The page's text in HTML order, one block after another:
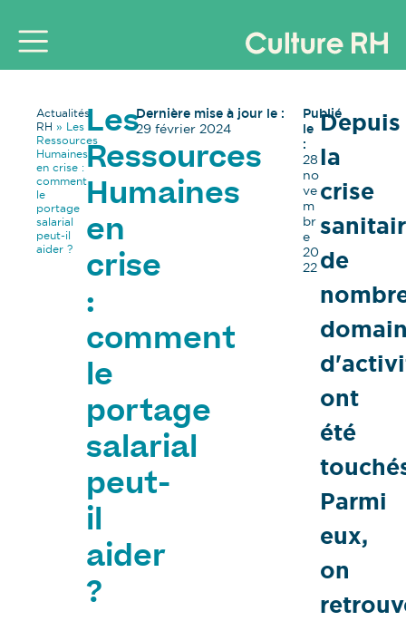
Actualités
RH » Les
Ressources
Humaines
en crise :
comment
le
portage
salarial
peut-il
aider ?
Les
Ressources
Humaines
en
crise
:
comment
le
portage
salarial
peut-
il
aider
?
Dernière mise à jour le :
29 février 2024
Publié
le
:
28
no
ve
m
br
e
20
22
Depuis
la
crise
de
ont
été
Parmi
eux,
on